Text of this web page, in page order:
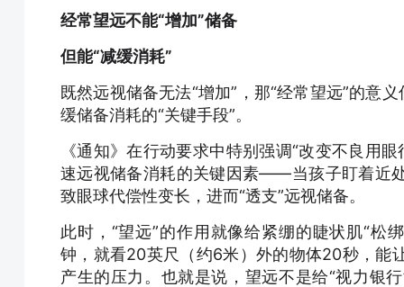
经常望远不能“增加”储备
但能“减缓消耗”
既然远视储备无法“增加”，那“经常望远”的意
缓储备消耗的“关键手段”。
《通知》在行动要求中特别强调“改变不良用
速远视储备消耗的关键因素——当孩子盯着近
致眼球代偿性变长，进而“透支”远视储备。
此时，“望远”的作用就像给紧绷的睫状肌“
钟，就看20英尺（约6米）外的物体20秒，能
产生的压力。也就是说，望远不是给“视力银